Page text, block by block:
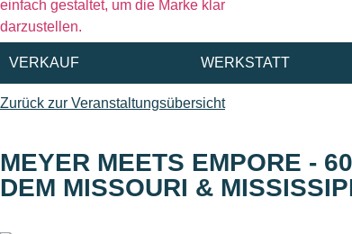
VERKAUF WERKSTATT
Zurück zur Veranstaltungsübersicht
MEYER MEETS EMPORE -
DEM MISSOURI &